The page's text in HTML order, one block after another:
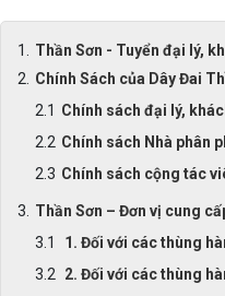
Thần Sơn - Tuyển đại lý,
Chính Sách của Dây Đai
Chính sách đại lý,
Chính sách Nhà phân
Chính sách cộng tác
Thần Sơn – Đơn vị cung
1. Đối với các thùng
2. Đối với các thùng